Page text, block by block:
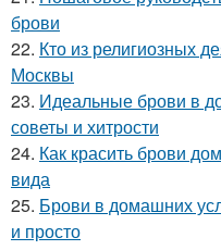
брови
22. Кто из религиозных
Москвы
23. Идеальные брови в
советы и хитрости
24. Как красить брови
вида
25. Брови в домашних
и просто